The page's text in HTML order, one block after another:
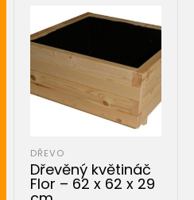
DŘEVO
Dřevěný květináč
Flor – 62 x 62 x 29